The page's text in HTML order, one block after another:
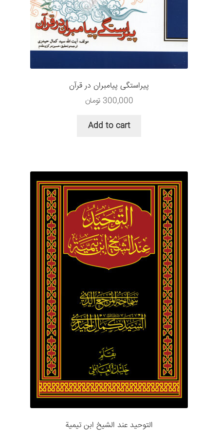
پیراستگی پیامبران در قرآن
300,000 تومان
Add to cart
التوحید عند الشیخ ابن تیمیة